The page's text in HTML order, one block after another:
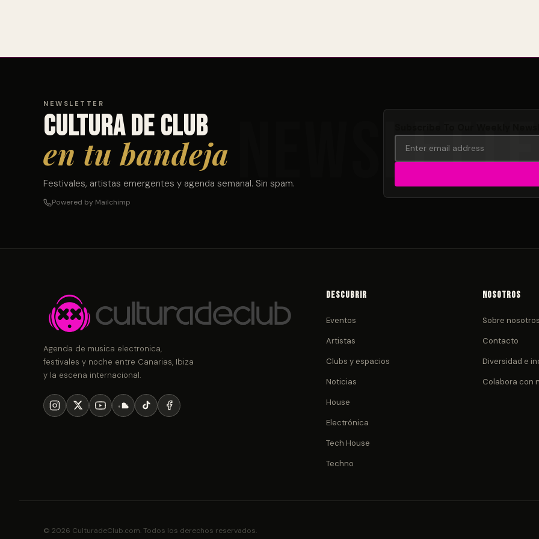
NEWSLETTER
Cultura de club
en tu bandeja
Festivales, artistas emergentes y agenda semanal. Sin spam.
Powered by Mailchimp
Agenda de musica electronica,
festivales y noche entre Canarias, Ibiza
y la escena internacional.
Descubrir
Eventos
Artistas
Clubs y espacios
Noticias
House
Electrónica
Tech House
Techno
Nosotros
Sobre nosotros
Contacto
Diversidad e
Colabora con
© 2026 CulturadeClub.com. Todos los derechos reservados.